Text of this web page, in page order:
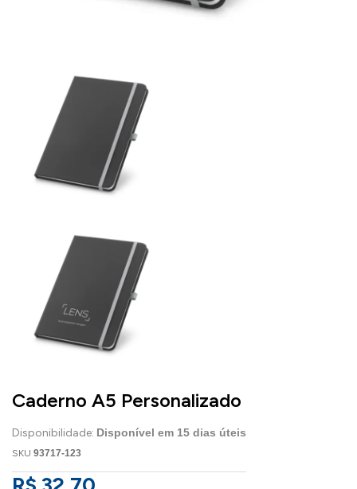
Caderno A5 Personalizado
Disponibilidade: Disponível em 15 dias úteis
SKU 93717-123